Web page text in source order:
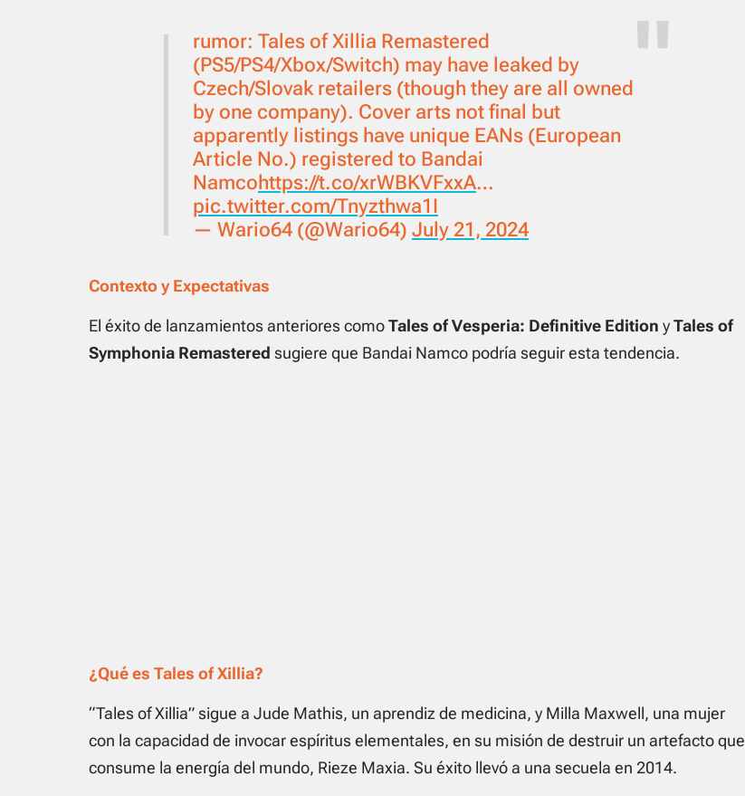
rumor: Tales of Xillia Remastered
(PS5/PS4/Xbox/Switch) may have leaked by
Czech/Slovak retailers (though they are all owned
by one company). Cover arts not final but
apparently listings have unique EANs (European
Article No.) registered to Bandai
Namcohttps://t.co/xrWBKVFxxA…
pic.twitter.com/Tnyzthwa1I
— Wario64 (@Wario64) July 21, 2024
Contexto y Expectativas
El éxito de lanzamientos anteriores comoTales of Vesperia: Definitive Edition yTales of
Symphonia Remastered sugiere que Bandai Namco podría seguir esta tendencia.
¿Qué es Tales of Xillia?
“Tales of Xillia” sigue a Jude Mathis, un aprendiz de medicina, y Milla Maxwell, una mujer
con la capacidad de invocar espíritus elementales, en su misión de destruir un artefacto que
consume la energía del mundo, Rieze Maxia. Su éxito llevó a una secuela en 2014.